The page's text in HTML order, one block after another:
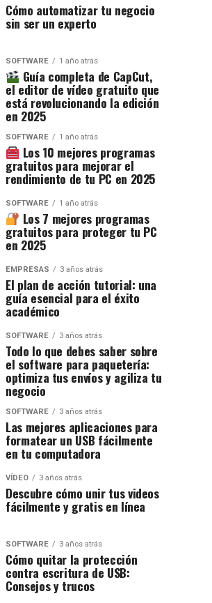
Cómo automatizar tu negocio
sin ser un experto
SOFTWARE 1 año atrás
Guía completa de CapCut,
el editor de vídeo gratuito que
está revolucionando la edición
en 2025
SOFTWARE 1 año atrás
Los 10 mejores programas
gratuitos para mejorar el
rendimiento de tu PC en 2025
SOFTWARE 1 año atrás
Los 7 mejores programas
gratuitos para proteger tu PC
en 2025
EMPRESAS 3 años atrás
El plan de acción tutorial: una
guía esencial para el éxito
académico
SOFTWARE 3 años atrás
Todo lo que debes saber sobre
el software para paquetería:
optimiza tus envíos y agiliza tu
negocio
SOFTWARE 3 años atrás
Las mejores aplicaciones para
formatear un USB fácilmente
en tu computadora
VÍDEO 3 años atrás
Descubre cómo unir tus videos
fácilmente y gratis en línea
SOFTWARE 3 años atrás
Cómo quitar la protección
contra escritura de USB:
Consejos y trucos